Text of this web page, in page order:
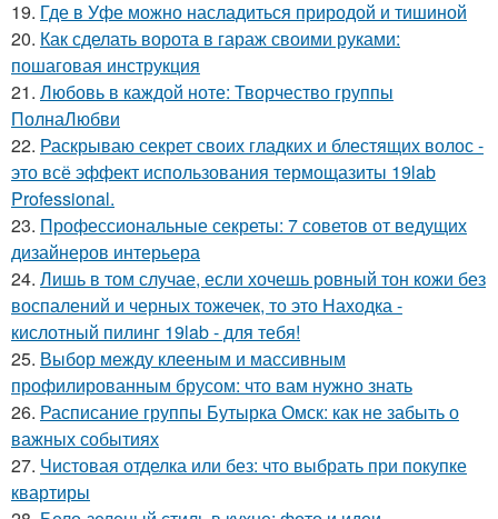
19. Где в Уфе можно насладиться природой и тишиной
20. Как сделать ворота в гараж своими руками:
пошаговая инструкция
21. Любовь в каждой ноте: Творчество группы
ПолнаЛюбви
22. Раскрываю секрет своих гладких и блестящих волос -
это всё эффект использования термощазиты 19lab
Professional.
23. Профессиональные секреты: 7 советов от ведущих
дизайнеров интерьера
24. Лишь в том случае, если хочешь ровный тон кожи без
воспалений и черных тожечек, то это Находка -
кислотный пилинг 19lab - для тебя!
25. Выбор между клееным и массивным
профилированным брусом: что вам нужно знать
26. Расписание группы Бутырка Омск: как не забыть о
важных событиях
27. Чистовая отделка или без: что выбрать при покупке
квартиры